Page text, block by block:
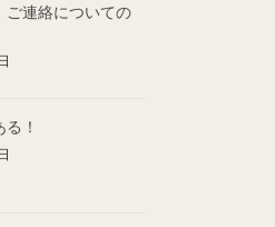
ご連絡についての
！